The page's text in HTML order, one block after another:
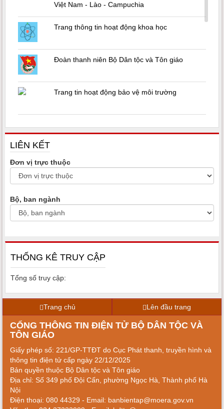
Việt Nam - Lào - Campuchia
Trang thông tin hoạt động khoa học
Đoàn thanh niên Bộ Dân tộc và Tôn giáo
Trang tin hoạt động bảo vệ môi trường
Chương trình phòng chống AIDS và tệ nạn ma
túy, mại dâm
Chương trình phòng chống tác hại thuốc lá
Chuyên trang Chuyển đổi số của Bộ Dân tộc và
Cổng thông tin đối ngoại
LIÊN KẾT
Đơn vị trực thuộc
Bộ, ban ngành
THỐNG KÊ TRUY CẬP
Tổng số truy cập:
Trang chủ Lên đầu trang
CỔNG THÔNG TIN ĐIỆN TỬ BỘ DÂN TỘC VÀ
TÔN GIÁO
Giấy phép số: 221/GP-TTĐT do Cục Phát thanh, truyền hình và
thông tin điện tử cấp ngày 22/12/2025
Bản quyền thuộc Bộ Dân tộc và Tôn giáo
Địa chỉ: Số 349 phố Đội Cấn, phường Ngọc Hà, Thành phố Hà
Nội
Điện thoại: 080 44329 - Email: banbientap@moera.gov.vn